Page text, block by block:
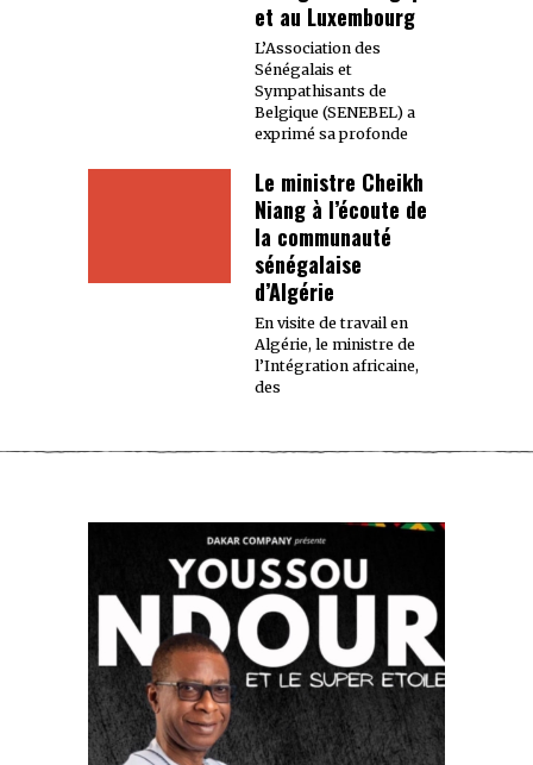
et au Luxembourg
L’Association des
Sénégalais et
Sympathisants de
Belgique (SENEBEL) a
exprimé sa profonde
Le ministre Cheikh
Niang à l’écoute de
la communauté
sénégalaise
d’Algérie
En visite de travail en
Algérie, le ministre de
l’Intégration africaine,
des